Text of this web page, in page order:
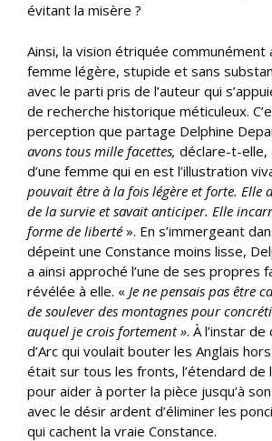
évitant la misère ?
Ainsi, la vision étriquée communément
femme légère, stupide et sans
avec le parti pris de l’auteur qui
de recherche historique méticuleux.
perception que partage Delphine
avons tous mille facettes, déclare-t-elle,
d’une femme qui en est l’illustration
pouvait être à la fois légère et forte. Elle
de la survie et savait anticiper. Elle
forme de liberté ». En s’immergeant
dépeint une Constance moins lisse,
a ainsi approché l’une de ses propres
révélée à elle. « Je ne pensais pas être
de soulever des montagnes pour
auquel je crois fortement ». À l’instar
d’Arc qui voulait bouter les Anglais
était sur tous les fronts, l’étendard
pour aider à porter la pièce jusqu’à
avec le désir ardent d’éliminer les
qui cachent la vraie Constance.